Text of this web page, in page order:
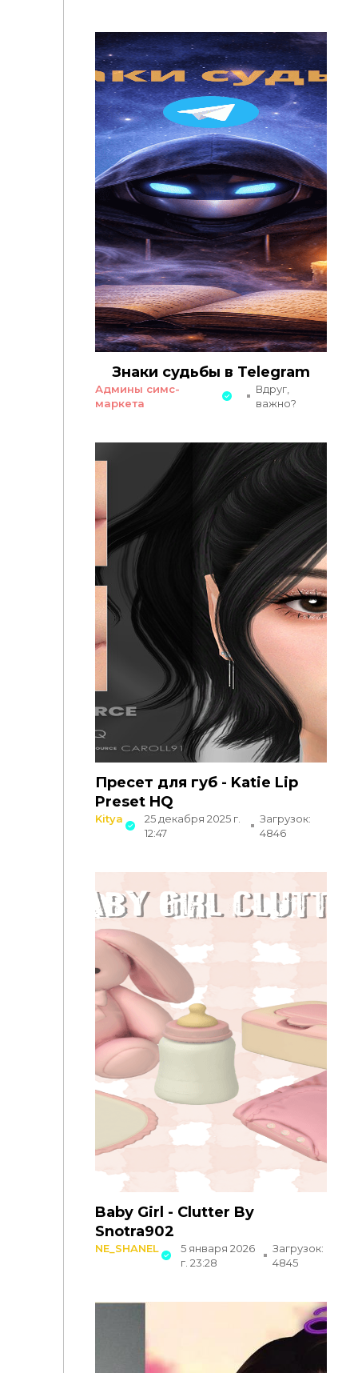
Знаки судьбы в Telegram
Админы симс-
маркета
Вдруг,
важно?
Пресет для губ - Katie Lip
Preset HQ
Kitya
25 декабря 2025 г.
12:47
Загрузок:
4846
Baby Girl - Clutter By
Snotra902
NE_SHANEL
5 января 2026
г. 23:28
Загрузок:
4845